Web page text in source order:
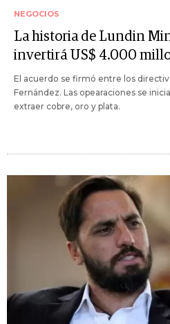
NEGOCIOS
La historia de Lundin
invertirá US$ 4.000
El acuerdo se firmó entre los
Fernández. Las opearaciones se
extraer cobre, oro y plata.